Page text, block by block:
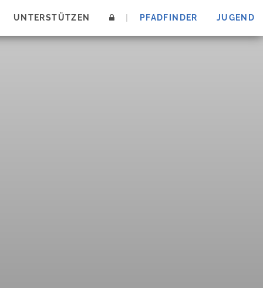
UNTERSTÜTZEN PFADFINDER JUGEND